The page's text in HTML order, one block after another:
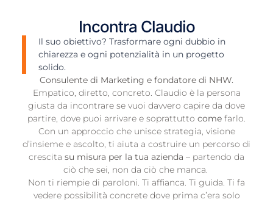
Incontra Claudio
Il suo obiettivo? Trasformare ogni dubbio in
chiarezza e ogni potenzialità in un progetto
solido.
Consulente di Marketing e fondatore di NHW.
Empatico, diretto, concreto. Claudio è la persona
giusta da incontrare se vuoi davvero capire da dove
partire, dove puoi arrivare e soprattutto come farlo.
Con un approccio che unisce strategia, visione
d’insieme e ascolto, ti aiuta a costruire un percorso di
crescita su misura per la tua azienda – partendo da
ciò che sei, non da ciò che manca.
Non ti riempie di paroloni. Ti affianca. Ti guida. Ti fa
vedere possibilità concrete dove prima c’era solo